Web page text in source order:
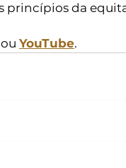
princípios da
ou YouTube.